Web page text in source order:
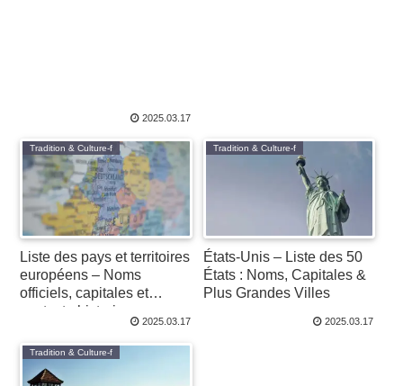
2025.03.17
Tradition & Culture-f
Liste des pays et territoires
européens – Noms
officiels, capitales et
contexte historique
2025.03.17
Tradition & Culture-f
États-Unis – Liste des 50
États : Noms, Capitales &
Plus Grandes Villes
2025.03.17
Tradition & Culture-f